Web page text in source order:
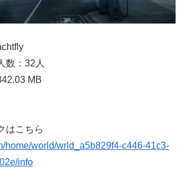
数：32人
MB
はこちら
home/world/wrld_a5b829f4-c446-41c3-
info